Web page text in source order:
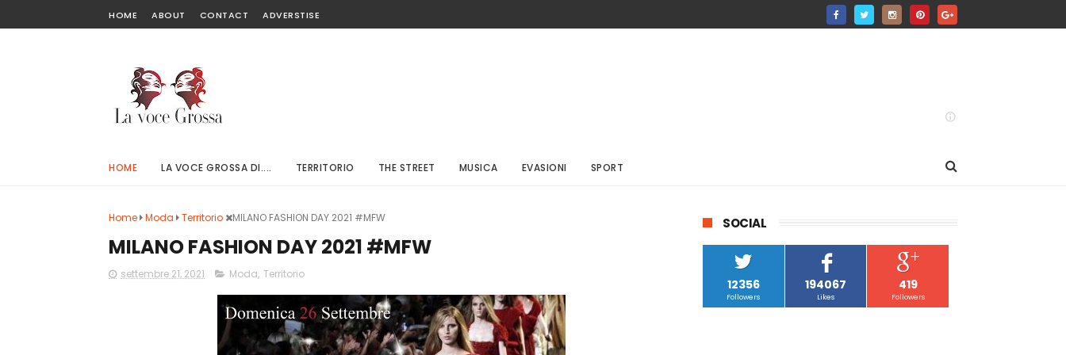
HOME ABOUT CONTACT ADVERSTISE
HOME LA VOCE GROSSA DI.... TERRITORIO THE STREET MUSICA EVASIONI SPORT
Home Moda Territorio MILANO FASHION DAY 2021 #MFW
MILANO FASHION DAY 2021 #MFW
settembre 21, 2021 Moda, Territorio
SOCIAL
12356
Followers
194067
Likes
419
Followers